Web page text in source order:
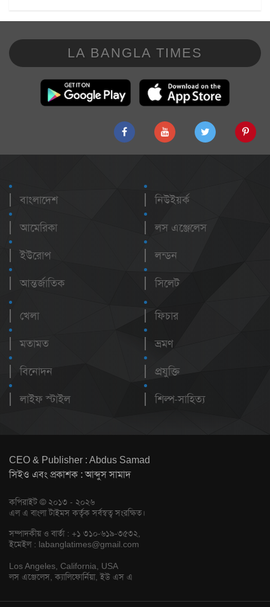
LA BANGLA TIMES
বাংলাদেশ
আমেরিকা
ইউরোপ
আন্তর্জাতিক
নিউইয়র্ক
লস এঞ্জেলেস
লন্ডন
সিলেট
খেলা
মতামত
বিনোদন
লাইফ স্টাইল
ফিচার
ভ্রমণ
প্রযুক্তি
শিল্প-সাহিত্য
CEO & Publisher : Abdus Samad
সিইও এবং প্রকাশক : আব্দুস সামাদ
কপিরাইট © ২০১৩ - ২০২৬
এল এ বাংলা টাইমস কর্তৃক সর্বস্বত্ব সংরক্ষিত।
সম্পাদকীয় ও বার্তা : +১ ৩১০-৬১৯-৩৫৩২,
ইমেইল : labanglatimes@gmail.com
Los Angeles, California, USA
লস এঞ্জেলেস, ক্যালিফোর্নিয়া, ইউ এস এ